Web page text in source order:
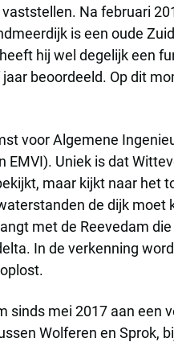
Na februari
is een oude
hij wel degelijk een
beoordeeld. Op dit
voor Algemene
Uniek is dat
maar kijkt naar het
de dijk moet
met de Reevedam
In de verkenning
sinds mei 2017 aan een
Wolferen en Sprok,